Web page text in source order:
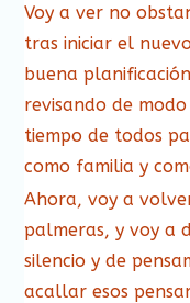
Voy a ver no
tras iniciar el
buena
revisando de
tiempo de todos
como familia y
Ahora, voy a
palmeras, y voy a
silencio y de
acallar esos